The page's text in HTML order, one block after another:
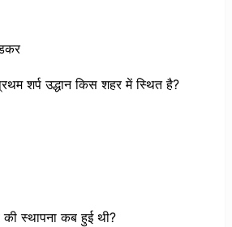
शर्प उद्धान किस शहर में स्थित है?
स्थापना कब हुई थी?